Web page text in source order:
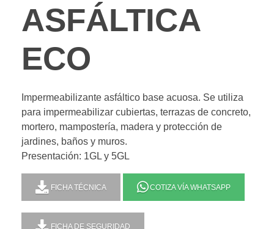
ASFÁLTICA
ECO
Impermeabilizante asfáltico base acuosa. Se utiliza
para impermeabilizar cubiertas, terrazas de concreto,
mortero, mampostería, madera y protección de
jardines, baños y muros.
Presentación: 1GL y 5GL
FICHA TÉCNICA COTIZA VÍA WHATSAPP
FICHA DE SEGURIDAD